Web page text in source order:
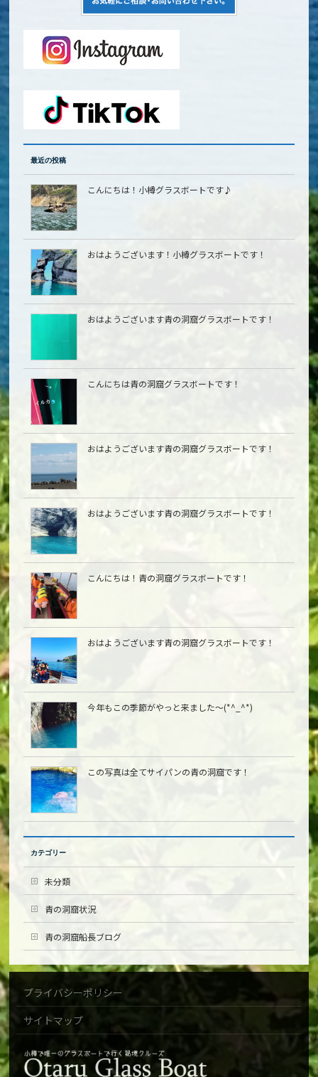
最近の投稿
こんにちは！小樽グラスボートです♪
おはようございます！小樽グラスボートです！
おはようございます青の洞窟グラスボートです！
こんにちは青の洞窟グラスボートです！
おはようございます青の洞窟グラスボートです！
おはようございます青の洞窟グラスボートです！
こんにちは︎！青の洞窟グラスボートです！
おはようございます青の洞窟グラスボートです！
今年もこの季節がやっと来ました〜(*^_^*)
この写真は全てサイパンの青の洞窟です！
カテゴリー
未分類
青の洞窟状況
青の洞窟船長ブログ
プライバシーポリシー
サイトマップ